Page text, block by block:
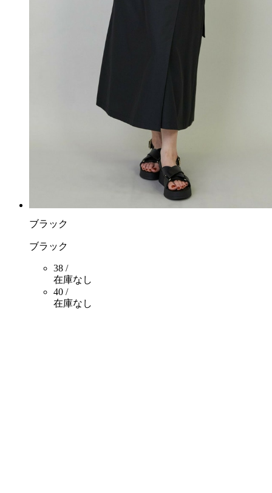
ブラック
ブラック
38 /
在庫なし
40 /
在庫なし